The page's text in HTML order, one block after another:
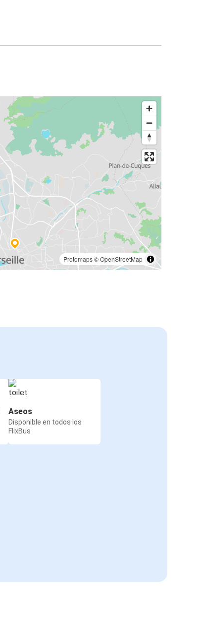
Protomaps©OpenStreetMap
Aseos
Disponible en todos los
FlixBus